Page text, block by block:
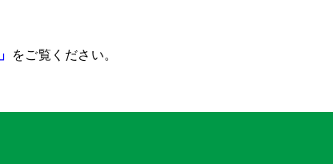
をご覧ください。